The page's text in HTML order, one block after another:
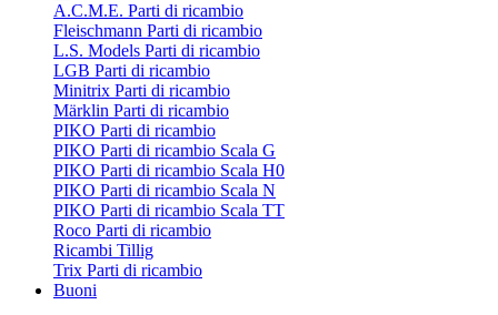
A.C.M.E. Parti di ricambio
Fleischmann Parti di ricambio
L.S. Models Parti di ricambio
LGB Parti di ricambio
Minitrix Parti di ricambio
Märklin Parti di ricambio
PIKO Parti di ricambio
PIKO Parti di ricambio Scala G
PIKO Parti di ricambio Scala H0
PIKO Parti di ricambio Scala N
PIKO Parti di ricambio Scala TT
Roco Parti di ricambio
Ricambi Tillig
Trix Parti di ricambio
Buoni